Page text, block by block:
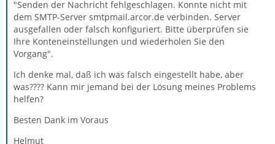
"Senden der Nachricht fehlgeschlagen. Konnte nicht mit
dem SMTP-Server smtpmail.arcor.de verbinden. Server
ausgefallen oder falsch konfiguriert. Bitte überprüfen sie
Ihre Konteneinstellungen und wiederholen Sie den
Vorgang".
Ich denke mal, daß ich was falsch eingestellt habe, aber
was???? Kann mir jemand bei der Lösung meines Problems
helfen?
Besten Dank im Voraus
Helmut